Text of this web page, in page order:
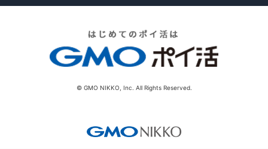
© GMO NIKKO, Inc. All Rights Reserved.